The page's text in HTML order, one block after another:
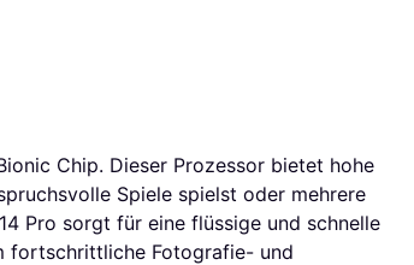
Chip. Dieser Prozessor bietet hohe
Spiele spielst oder mehrere
Pro sorgt für eine flüssige und schnelle
fortschrittliche Fotografie- und